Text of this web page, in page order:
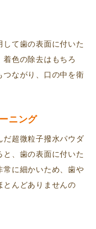
て歯の表面に付いた
色の除去はもちろ
つながり、口の中を衛
ニング
だ超微粒子撥水パウダ
、歯の表面に付いた
常に細かいため、歯や
とんどありませんの